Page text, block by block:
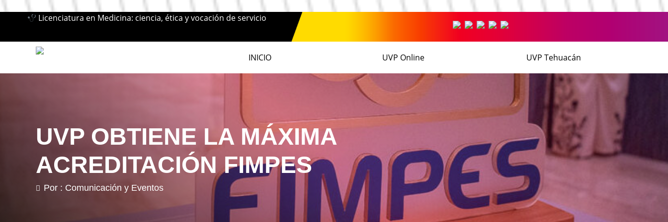
Licenciatura en Medicina: ciencia, ética y vocación de servicio
INICIO UVP Online UVP Tehuacán
UVP OBTIENE LA MÁXIMA
ACREDITACIÓN FIMPES
Por : Comunicación y Eventos